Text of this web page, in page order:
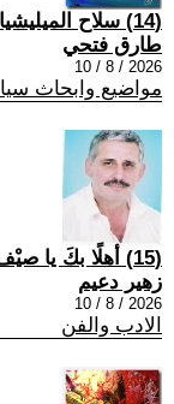
(14) سلاح الميليشيات.. كيف سينتهي؟
طارق فتحي
2026 / 8 / 10
مواضيع وابحاث
(15) أهلًا بكَ يا صيْف
زهير دعيم
2026 / 8 / 10
الادب والفن